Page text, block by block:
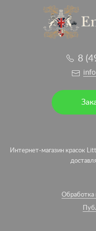
8
Интернет-магазин красок
Обработка